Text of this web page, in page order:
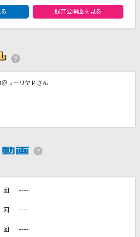
オケ最新情報をチェック！
ボーカルエントリーランキング
録音公開曲を見る
＠リーリヤＰさん
回 ----
回 ----
回 ----